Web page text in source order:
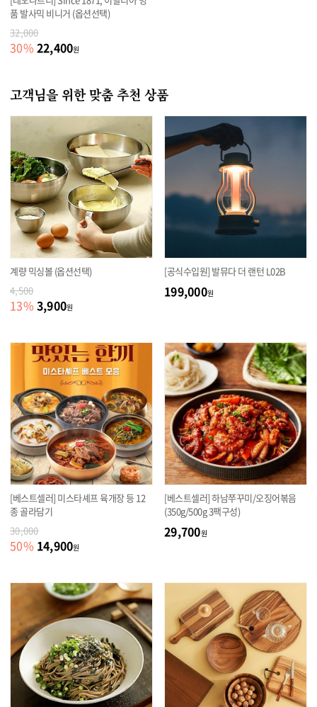
품 발사믹 비니거 (옵션선택)
32,000
30% 22,400원
고객님을 위한 맞춤 추천 상품
계량 믹싱볼 (옵션선택)
4,500
13% 3,900원
[공식수입원] 발뮤다 더 랜턴 L02B
199,000원
[베스트셀러] 미스타셰프 육개장 등 12
종 골라담기
30,000
50% 14,900원
[베스트셀러] 하남쭈꾸미/오징어볶음
(350g/500g 3팩구성)
29,700원